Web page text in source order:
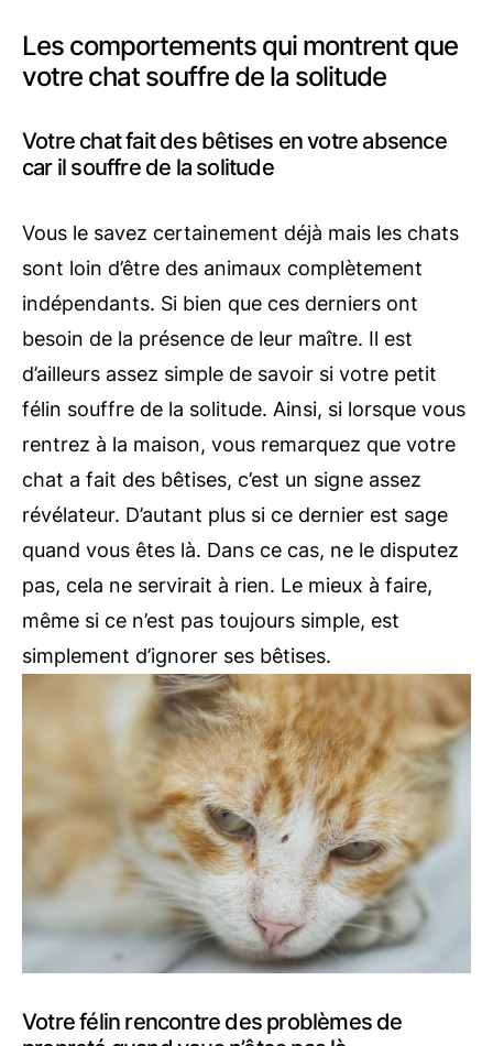
Les comportements qui montrent que
votre chat souffre de la solitude
Votre chat fait des bêtises en votre absence
car il souffre de la solitude
Vous le savez certainement déjà mais les chats
sont loin d’être des animaux complètement
indépendants. Si bien que ces derniers ont
besoin de la présence de leur maître. Il est
d’ailleurs assez simple de savoir si votre petit
félin souffre de la solitude. Ainsi, si lorsque vous
rentrez à la maison, vous remarquez que votre
chat a fait des bêtises, c’est un signe assez
révélateur. D’autant plus si ce dernier est sage
quand vous êtes là. Dans ce cas, ne le disputez
pas, cela ne servirait à rien. Le mieux à faire,
même si ce n’est pas toujours simple, est
simplement d’ignorer ses bêtises.
Votre félin rencontre des problèmes de